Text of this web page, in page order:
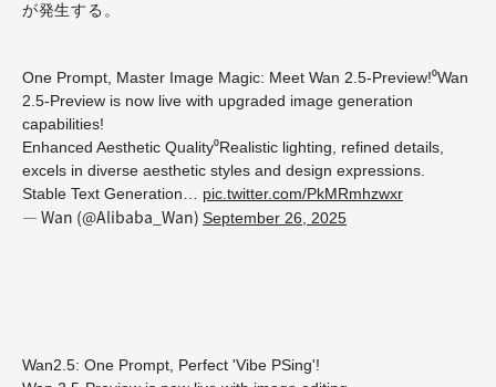
が発生する。
One Prompt, Master Image Magic: Meet Wan 2.5-Preview!⁰Wan
2.5-Preview is now live with upgraded image generation
capabilities!
Enhanced Aesthetic Quality⁰Realistic lighting, refined details,
excels in diverse aesthetic styles and design expressions.
Stable Text Generation… pic.twitter.com/PkMRmhzwxr
— Wan (@Alibaba_Wan) September 26, 2025
Wan2.5: One Prompt, Perfect 'Vibe PSing'!